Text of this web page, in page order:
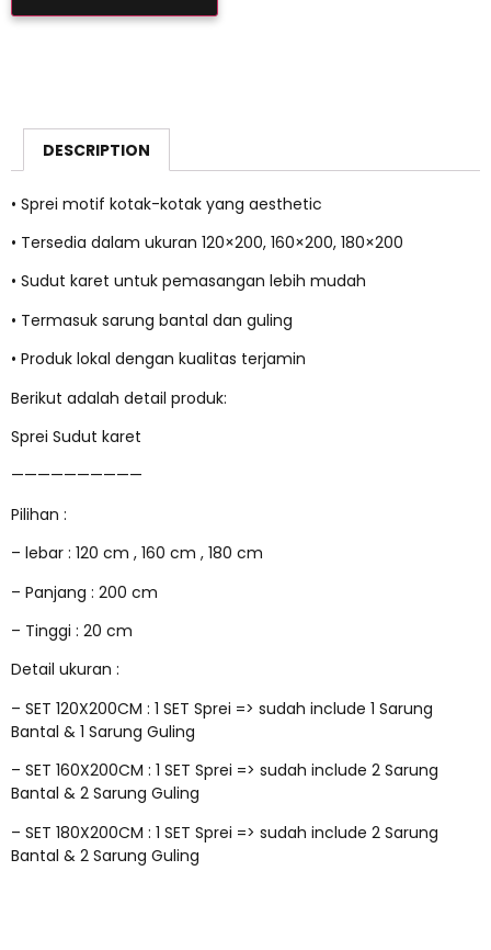
DESCRIPTION
• Sprei motif kotak-kotak yang aesthetic
• Tersedia dalam ukuran 120×200, 160×200, 180×200
• Sudut karet untuk pemasangan lebih mudah
• Termasuk sarung bantal dan guling
• Produk lokal dengan kualitas terjamin
Berikut adalah detail produk:
Sprei Sudut karet
——————————
Pilihan :
– lebar : 120 cm , 160 cm , 180 cm
– Panjang : 200 cm
– Tinggi : 20 cm
Detail ukuran :
– SET 120X200CM : 1 SET Sprei => sudah include 1 Sarung
Bantal & 1 Sarung Guling
– SET 160X200CM : 1 SET Sprei => sudah include 2 Sarung
Bantal & 2 Sarung Guling
– SET 180X200CM : 1 SET Sprei => sudah include 2 Sarung
Bantal & 2 Sarung Guling